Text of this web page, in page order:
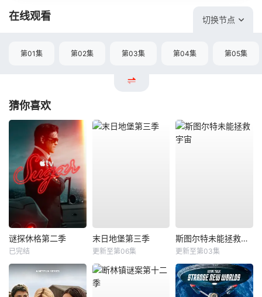
在线观看 切换节点
第01集 第02集 第03集 第04集 第05集
猜你喜欢
谜探休格第二季
已完结
末日地堡第三季
更新至第06集
斯图尔特未能拯救宇宙
更新至第03集